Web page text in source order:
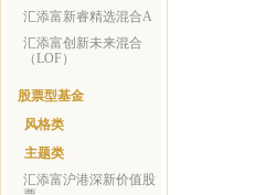
汇添富新睿精选混合A
汇添富创新未来混合
（LOF）
股票型基金
风格类
主题类
汇添富沪港深新价值股